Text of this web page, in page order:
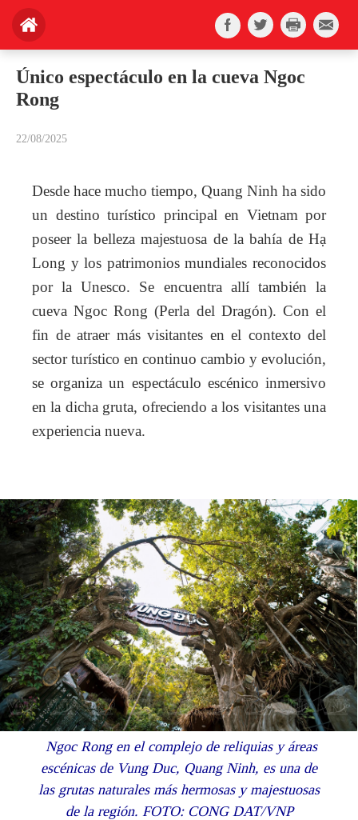
Único espectáculo en la cueva Ngoc
Rong
22/08/2025
Desde hace mucho tiempo, Quang Ninh ha sido
un destino turístico principal en Vietnam por
poseer la belleza majestuosa de la bahía de Hạ
Long y los patrimonios mundiales reconocidos
por la Unesco. Se encuentra allí también la
cueva Ngoc Rong (Perla del Dragón). Con el
fin de atraer más visitantes en el contexto del
sector turístico en continuo cambio y evolución,
se organiza un espectáculo escénico inmersivo
en la dicha gruta, ofreciendo a los visitantes una
experiencia nueva.
Ngoc Rong en el complejo de reliquias y áreas
escénicas de Vung Duc, Quang Ninh, es una de
las grutas naturales más hermosas y majestuosas
de la región. FOTO: CONG DAT/VNP